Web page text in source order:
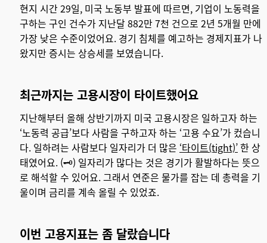
현지 시간 29일, 미국 노동부 발표에 따르면, 기업이 노동력을
구하는 구인 건수가 지난달 882만 7천 건으로 2년 5개월 만에
가장 낮은 수준이었어요. 경기 침체를 예고하는 경제지표가 나
왔지만 증시는 상승세를 보였습니다.
최근까지는 고용시장이 타이트했어요
지난해부터 올해 상반기까지 미국 고용시장은 일하고자 하는
‘노동력 공급’보다 사람을 구하고자 하는 ‘고용 수요’가 컸습니
다. 일하려는 사람보다 일자리가 더 많은 ‘타이트(tight)’한 상
태였어요. (🗝️) 일자리가 많다는 것은 경기가 활발하다는 뜻으
로 해석할 수 있어요. 그래서 연준은 물가를 잡는 데 총력을 기
울이며 금리를 계속 올릴 수 있었죠.
이번 고용지표는 좀 달랐습니다